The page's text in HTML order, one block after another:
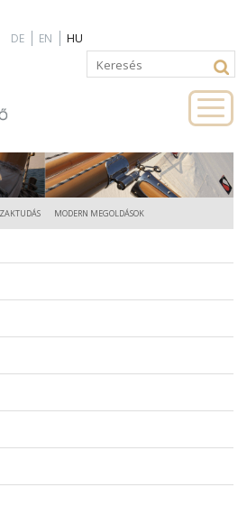
DE EN HU
Keresés
Keresés
MODERN MEGOLDÁSOK